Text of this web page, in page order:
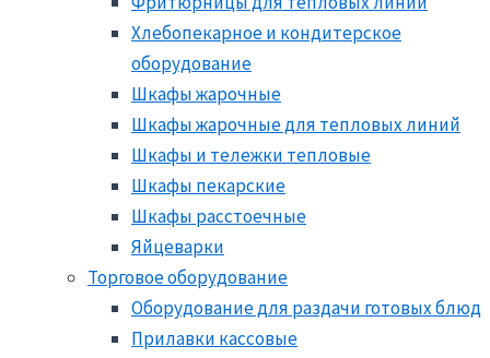
Хлебопекарное и кондитерское
оборудование
Шкафы жарочные
Шкафы жарочные для тепловых линий
Шкафы и тележки тепловые
Шкафы пекарские
Шкафы расстоечные
Яйцеварки
Торговое оборудование
Оборудование для раздачи готовых блюд
Прилавки кассовые